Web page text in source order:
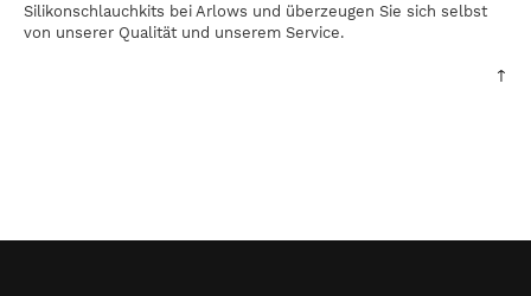
Silikonschlauchkits bei Arlows und überzeugen Sie sich selbst
von unserer Qualität und unserem Service.
↑